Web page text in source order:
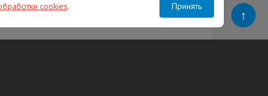
cookies. Принять
↑